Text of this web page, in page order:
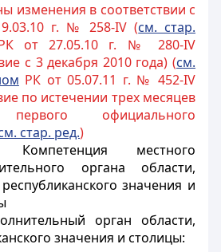
изменения в соответствии с
г. № 258-IV (см. стар.
от 27.05.10 г. № 280-IV
с 3 декабря 2010 года) (см.
РК от 05.07.11 г. № 452-IV
по истечении трех месяцев
официального
стар. ред.)
местного
органа области,
значения и
орган области,
значения и столицы: